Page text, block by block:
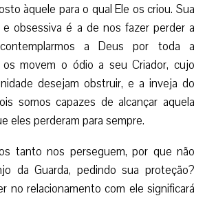
àquele para o qual Ele os criou. Sua
e obsessiva é a de nos fazer perder a
a Deus por toda a
movem o ódio a seu Criador, cujo
desejam obstruir, e a inveja do
somos capazes de alcançar aquela
eles perderam para sempre.
tanto nos perseguem, por que não
da Guarda, pedindo sua proteção?
no relacionamento com ele significará